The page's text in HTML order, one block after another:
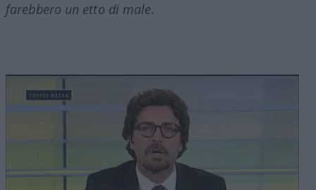
farebbero un etto di male.
Player